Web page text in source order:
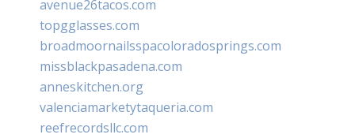
avenue26tacos.com
topgglasses.com
broadmoornailsspacoloradosprings.com
missblackpasadena.com
anneskitchen.org
valenciamarketytaqueria.com
reefrecordsllc.com